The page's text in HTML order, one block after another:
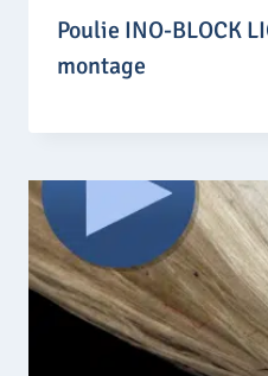
Poulie INO-BLOCK
montage